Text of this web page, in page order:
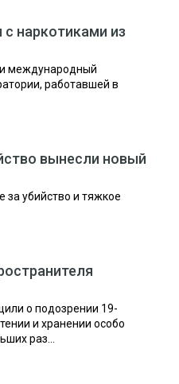
наркотиками из
международный
работавшей в
вынесли новый
убийство и тяжкое
о подозрении 19-
и хранении особо
раз...